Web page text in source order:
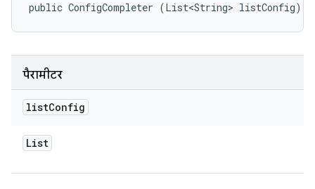
public ConfigCompleter (List<String> listConfig)
पैरामीटर
listConfig
List